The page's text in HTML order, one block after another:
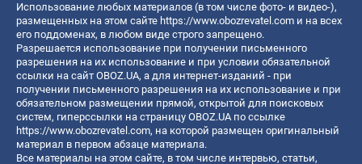
Использование любых материалов (в том числе фото- и видео-),
размещенных на этом сайте https://www.obozrevatel.com и на всех
его поддоменах, в любом виде строго запрещено.
Разрешается использование при получении письменного
разрешения на их использование и при условии обязательной
ссылки на сайт OBOZ.UA, а для интернет-изданий - при
получении письменного разрешения на их использование и при
обязательном размещении прямой, открытой для поисковых
систем, гиперссылки на страницу OBOZ.UA по ссылке
https://www.obozrevatel.com, на которой размещен оригинальный
материал в первом абзаце материала.
Все материалы на этом сайте, в том числе интервью, статьи,